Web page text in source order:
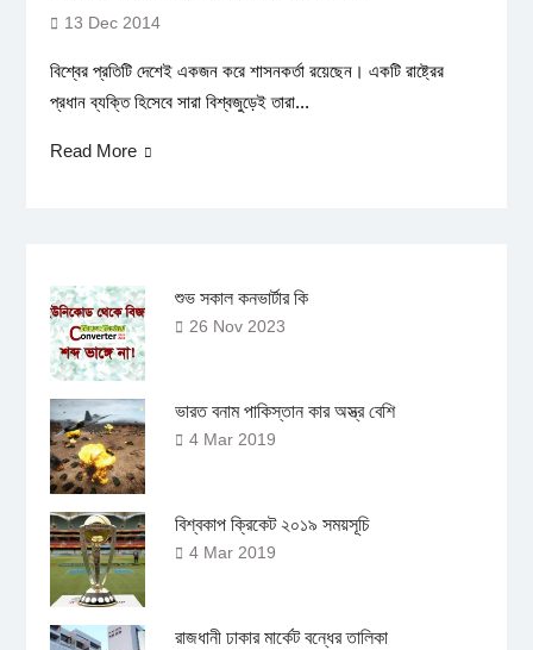
13 Dec 2014
বিশ্বের প্রতিটি দেশেই একজন করে শাসনকর্তা রয়েছেন। একটি রাষ্ট্রের
প্রধান ব্যক্তি হিসেবে সারা বিশ্বজুড়েই তারা...
Read More
শুভ সকাল কনভার্টার কি
26 Nov 2023
ভারত বনাম পাকিস্তান কার অস্ত্র বেশি
4 Mar 2019
বিশ্বকাপ ক্রিকেট ২০১৯ সময়সূচি
4 Mar 2019
রাজধানী ঢাকার মার্কেট বন্ধের তালিকা